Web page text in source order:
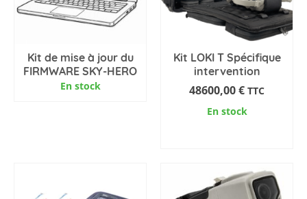
Kit de mise à jour du
FIRMWARE SKY-HERO
En stock
Kit LOKI T Spécifique
intervention
48600,00€ TTC
En stock